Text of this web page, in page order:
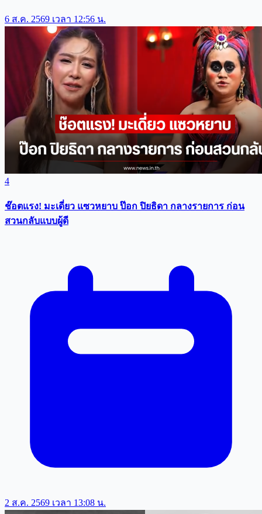
6 ส.ค. 2569 เวลา 12:56 น.
4
ช๊อตแรง! มะเดี่ยว แซวหยาบ ป๊อก ปิยธิดา กลางรายการ ก่อน
สวนกลับแบบผู้ดี
2 ส.ค. 2569 เวลา 13:08 น.